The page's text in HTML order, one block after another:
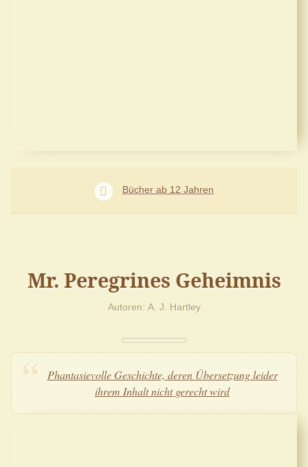
Bücher ab 12 Jahren
Mr. Peregrines Geheimnis
Autoren A. J. Hartley
Phantasievolle Geschichte, deren Übersetzung leider
ihrem Inhalt nicht gerecht wird